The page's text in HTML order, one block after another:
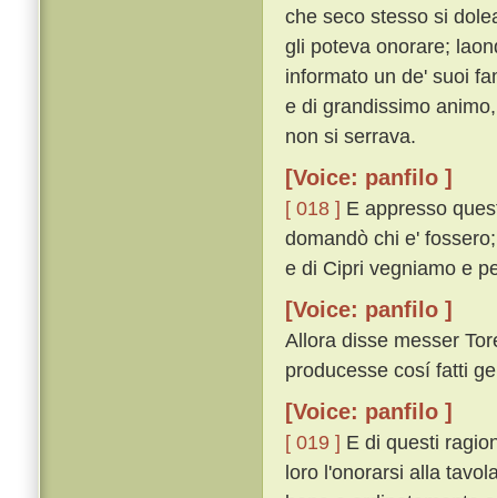
che seco stesso si
gli poteva onorare;
informato un de' suoi
e di grandissimo
non si serrava.
[Voice: panfilo ]
[ 018 ] E appresso
domandò chi e'
e di Cipri vegniamo e
[Voice: panfilo ]
Allora disse messer
producesse cosí fatti
[Voice: panfilo ]
[ 019 ] E di questi
loro l'onorarsi alla